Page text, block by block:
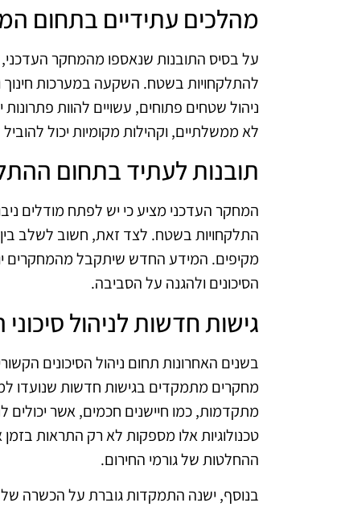
מהלכים עתידיים בתחום
על בסיס התובנות שנאספו מהמחקר העדכני,
להתלקחויות בשטח. השקעה במערכות
ניהול שטחים פתוחים, עשויים להוות
לא ממשלתיים, וקהילות מקומיות יכול
תובנות לעתיד בתחום
המחקר העדכני מציע כי יש לפתח מודלים
התלקחויות בשטח. לצד זאת, חשוב לשלב בין
מקיפים. המידע החדש שיתקבל מהמחקרים
הסיכונים ולהגנה על הסביבה.
גישות חדשות לניהול
בשנים האחרונות תחום ניהול הסיכונים
מחקרים מתמקדים בגישות חדשות שנועדו
מתקדמות, כמו חיישנים חכמים, אשר
טכנולוגיות אלו מספקות לא רק התראות
ההחלטות של גורמי החירום.
בנוסף, ישנה התמקדות גוברת על הכשרה